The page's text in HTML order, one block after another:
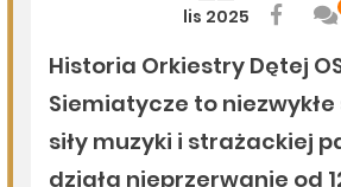
Pielgrzymują sercem. Duchowi
Stanisławy wspierają Pieszą